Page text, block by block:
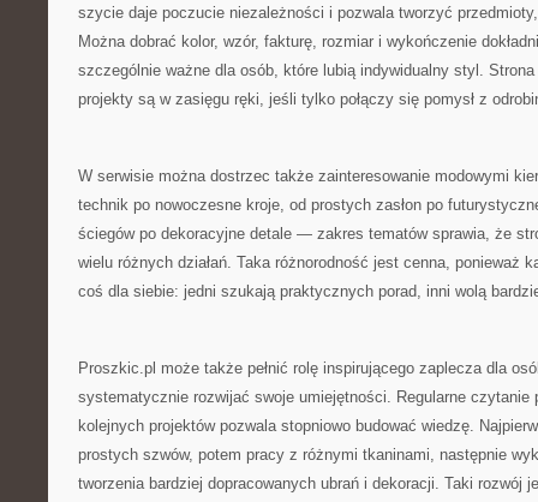
szycie daje poczucie niezależności i pozwala tworzyć
Można dobrać kolor, wzór, fakturę, rozmiar i wykończenie
szczególnie ważne dla osób, które lubią indywidualny styl.
projekty są w zasięgu ręki, jeśli tylko połączy się pomysł z
W serwisie można dostrzec także zainteresowanie modowymi
technik po nowoczesne kroje, od prostych zasłon po
ściegów po dekoracyjne detale — zakres tematów sprawia, że
wielu różnych działań. Taka różnorodność jest cenna, ponieważ
coś dla siebie: jedni szukają praktycznych porad, inni wolą
Proszkic.pl może także pełnić rolę inspirującego zaplecza dla
systematycznie rozwijać swoje umiejętności. Regularne czytanie
kolejnych projektów pozwala stopniowo budować wiedzę.
prostych szwów, potem pracy z różnymi tkaninami, następnie
tworzenia bardziej dopracowanych ubrań i dekoracji. Taki rozwój